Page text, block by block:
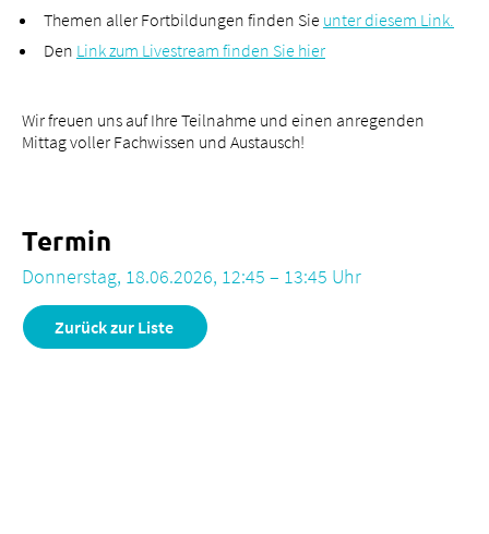
Themen aller Fortbildungen finden Sie unter diesem Link.
Den Link zum Livestream finden Sie hier
Wir freuen uns auf Ihre Teilnahme und einen anregenden
Mittag voller Fachwissen und Austausch!
Termin
Donnerstag, 18.06.2026, 12:45 – 13:45 Uhr
Zurück zur Liste